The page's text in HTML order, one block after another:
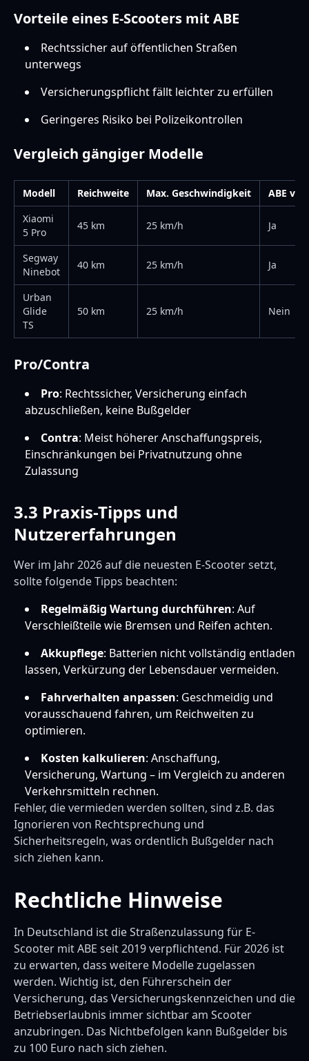
Vorteile eines E-Scooters mit ABE
Rechtssicher auf öffentlichen Straßen
unterwegs
Versicherungspflicht fällt leichter zu erfüllen
Geringeres Risiko bei Polizeikontrollen
Vergleich gängiger Modelle
Modell Reichweite Max. Geschwindigkeit
ABE
Xiaomi
5 Pro
45 km 25 km/h Ja
Segway
Ninebot
40 km 25 km/h Ja
Urban
Glide
TS
50 km 25 km/h Nein
Pro/Contra
Pro: Rechtssicher, Versicherung einfach
abzuschließen, keine Bußgelder
Contra: Meist höherer Anschaffungspreis,
Einschränkungen bei Privatnutzung ohne
Zulassung
3.3 Praxis-Tipps und
Nutzererfahrungen
Wer im Jahr 2026 auf die neuesten E-Scooter setzt,
sollte folgende Tipps beachten:
Regelmäßig Wartung durchführen: Auf
Verschleißteile wie Bremsen und Reifen achten.
Akkupflege: Batterien nicht vollständig entladen
lassen, Verkürzung der Lebensdauer vermeiden.
Fahrverhalten anpassen: Geschmeidig und
vorausschauend fahren, um Reichweiten zu
optimieren.
Kosten kalkulieren: Anschaffung,
Versicherung, Wartung – im Vergleich zu anderen
Verkehrsmitteln rechnen.
Fehler, die vermieden werden sollten, sind z.B. das
Ignorieren von Rechtsprechung und
Sicherheitsregeln, was ordentlich Bußgelder nach
sich ziehen kann.
Rechtliche Hinweise
In Deutschland ist die Straßenzulassung für E-
Scooter mit ABE seit 2019 verpflichtend. Für 2026 ist
zu erwarten, dass weitere Modelle zugelassen
werden. Wichtig ist, den Führerschein der
Versicherung, das Versicherungskennzeichen und die
Betriebserlaubnis immer sichtbar am Scooter
anzubringen. Das Nichtbefolgen kann Bußgelder bis
zu 100 Euro nach sich ziehen.